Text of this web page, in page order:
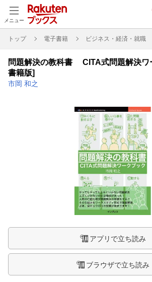
メニュー
トップ 電子書籍 ビジネス・経済・就職
問題解決の教科書 CITA式問題解決ワ
書籍版]
市岡 和之
アプリで立ち読み
ブラウザで立ち読み